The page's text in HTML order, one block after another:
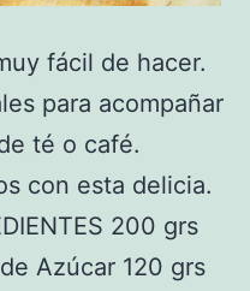
fácil de hacer.
para acompañar
té o café.
con esta delicia.
200 grs
Azúcar 120 grs